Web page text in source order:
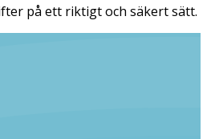
på ett riktigt och säkert sätt.